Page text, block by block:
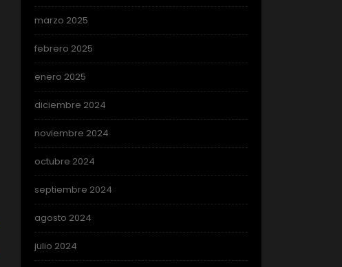
marzo 2025
febrero 2025
enero 2025
diciembre 2024
noviembre 2024
octubre 2024
septiembre 2024
agosto 2024
julio 2024